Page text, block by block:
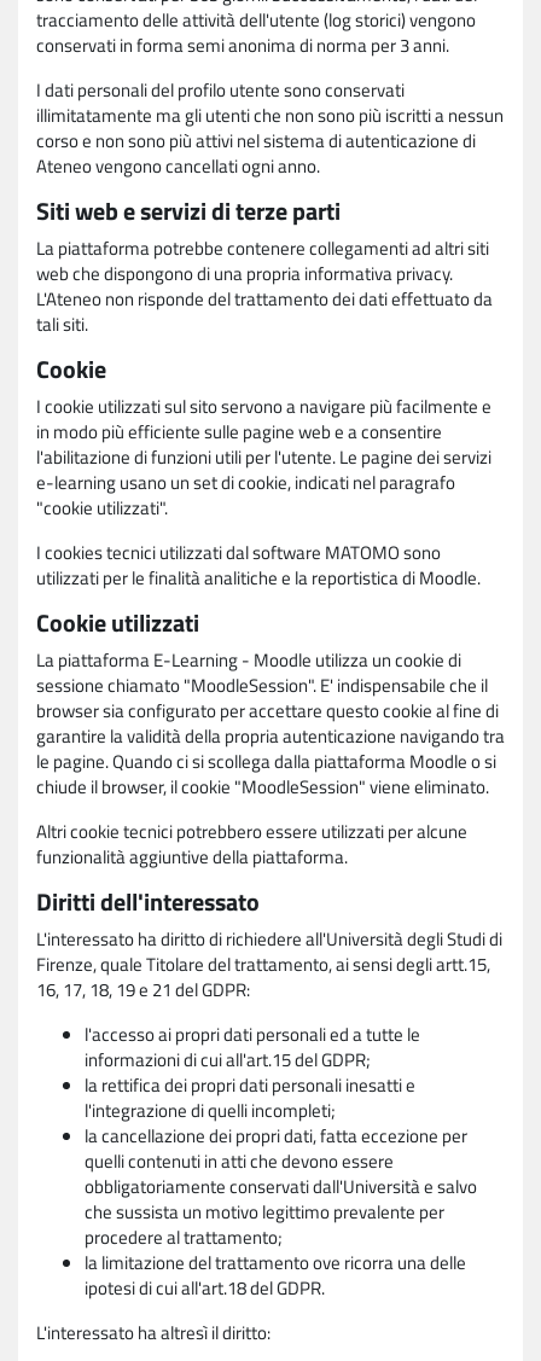
tracciamento delle attività dell'utente (log storici) vengono
conservati in forma semi anonima di norma per 3 anni.
I dati personali del profilo utente sono conservati
illimitatamente ma gli utenti che non sono più iscritti a nessun
corso e non sono più attivi nel sistema di autenticazione di
Ateneo vengono cancellati ogni anno.
Siti web e servizi di terze parti
La piattaforma potrebbe contenere collegamenti ad altri siti
web che dispongono di una propria informativa privacy.
L'Ateneo non risponde del trattamento dei dati effettuato da
tali siti.
Cookie
I cookie utilizzati sul sito servono a navigare più facilmente e
in modo più efficiente sulle pagine web e a consentire
l'abilitazione di funzioni utili per l'utente. Le pagine dei servizi
e-learning usano un set di cookie, indicati nel paragrafo
"cookie utilizzati".
I cookies tecnici utilizzati dal software MATOMO sono
utilizzati per le finalità analitiche e la reportistica di Moodle.
Cookie utilizzati
La piattaforma E-Learning - Moodle utilizza un cookie di
sessione chiamato "MoodleSession". E' indispensabile che il
browser sia configurato per accettare questo cookie al fine di
garantire la validità della propria autenticazione navigando tra
le pagine. Quando ci si scollega dalla piattaforma Moodle o si
chiude il browser, il cookie "MoodleSession" viene eliminato.
Altri cookie tecnici potrebbero essere utilizzati per alcune
funzionalità aggiuntive della piattaforma.
Diritti dell'interessato
L'interessato ha diritto di richiedere all'Università degli Studi di
Firenze, quale Titolare del trattamento, ai sensi degli artt.15,
16, 17, 18, 19 e 21 del GDPR:
l'accesso ai propri dati personali ed a tutte le
informazioni di cui all'art.15 del GDPR;
la rettifica dei propri dati personali inesatti e
l'integrazione di quelli incompleti;
la cancellazione dei propri dati, fatta eccezione per
quelli contenuti in atti che devono essere
obbligatoriamente conservati dall'Università e salvo
che sussista un motivo legittimo prevalente per
procedere al trattamento;
la limitazione del trattamento ove ricorra una delle
ipotesi di cui all'art.18 del GDPR.
L'interessato ha altresì il diritto: